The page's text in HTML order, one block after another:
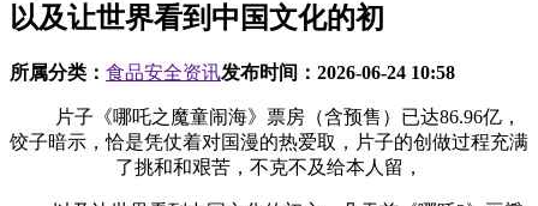
以及让世界看到中国文化的初
所属分类： 食品安全资讯发布时间： 2026-06-24 10:58
片子《哪吒之魔童闹海》票房（含预售）已达86.96亿，
饺子暗示，恰是凭仗着对国漫的热爱取，片子的创做过程充满
了挑和和艰苦，不克不及给本人留，